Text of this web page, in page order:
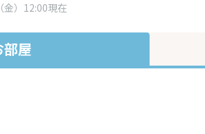
）12:00現在
部屋